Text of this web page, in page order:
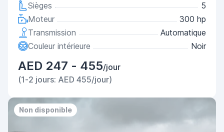
Sièges
5
Moteur
300 hp
Transmission
Automatique
Couleur intérieure
Noir
AED 247 - 455/jour
(1-2 jours: AED 455/jour)
Non disponible